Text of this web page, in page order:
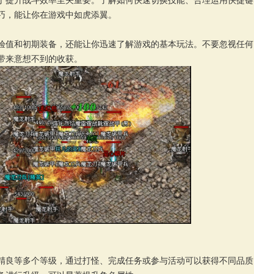
能让你在游戏中如虎添翼。
初期装备，还能让你迅速了解游戏的基本玩法。不要忽视任何
意想不到的收获。
多个等级，通过打怪、完成任务或参与活动可以获得不同品质